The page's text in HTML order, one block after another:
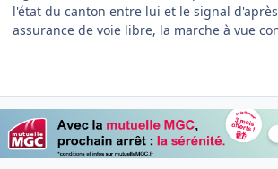
l'état du canton entre lui et le signal
assurance de voie libre, la marche à vue